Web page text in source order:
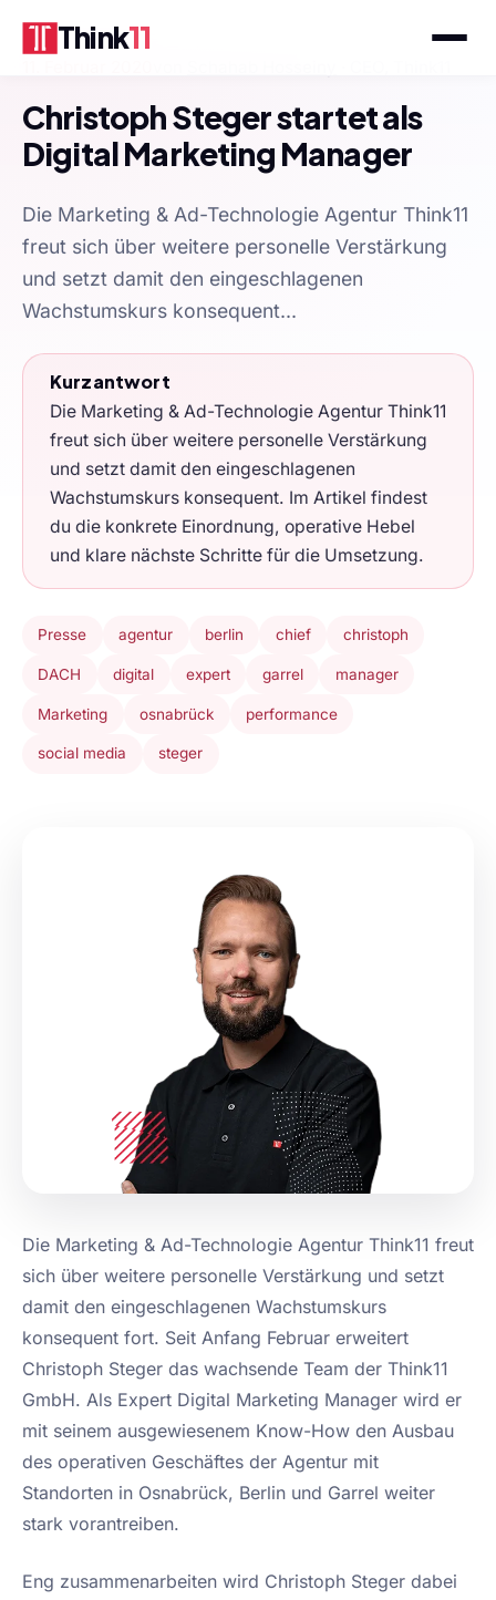
Think11
Christoph Steger startet als
Digital Marketing Manager
Die Marketing & Ad-Technologie Agentur Think11
freut sich über weitere personelle Verstärkung
und setzt damit den eingeschlagenen
Wachstumskurs konsequent...
Kurzantwort
Die Marketing & Ad-Technologie Agentur Think11
freut sich über weitere personelle Verstärkung
und setzt damit den eingeschlagenen
Wachstumskurs konsequent. Im Artikel findest
du die konkrete Einordnung, operative Hebel
und klare nächste Schritte für die Umsetzung.
Presse agentur berlin chief christoph
DACH digital expert garrel manager
Marketing osnabrück performance
social media steger
Die Marketing & Ad-Technologie Agentur Think11 freut
sich über weitere personelle Verstärkung und setzt
damit den eingeschlagenen Wachstumskurs
konsequent fort. Seit Anfang Februar erweitert
Christoph Steger das wachsende Team der Think11
GmbH. Als Expert Digital Marketing Manager wird er
mit seinem ausgewiesenem Know-How den Ausbau
des operativen Geschäftes der Agentur mit
Standorten in Osnabrück, Berlin und Garrel weiter
stark vorantreiben.
Eng zusammenarbeiten wird Christoph Steger dabei